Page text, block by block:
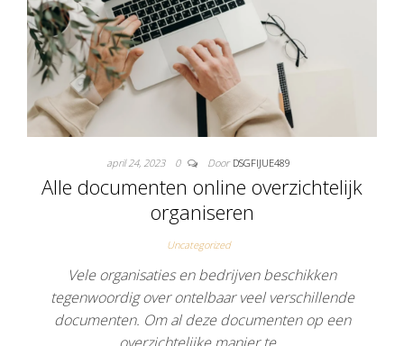
april 24, 2023 0 Door DSGFIJUE489
Alle documenten online overzichtelijk
organiseren
Uncategorized
Vele organisaties en bedrijven beschikken
tegenwoordig over ontelbaar veel verschillende
documenten. Om al deze documenten op een